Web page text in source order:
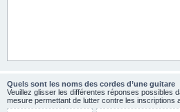
Quels sont les noms des cordes d’une guitare
Veuillez glisser les différentes réponses possibles
mesure permettant de lutter contre les inscriptions